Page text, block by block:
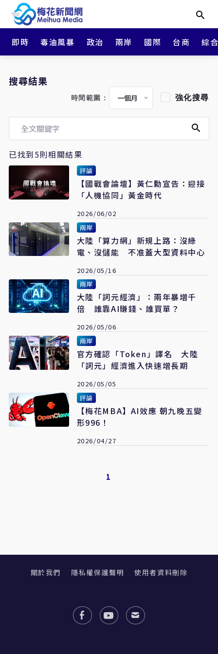
即時 毒油風暴 政治 兩岸 國際 台商 綜
搜尋結果
時間範圍： 強化搜尋
已找到5則相關結果
評論
【國戰會論壇】黃仁勳宣告：迎接
「人機協同」黃金時代
2026/06/02
兩岸
大陸「算力網」新規上路：沒綠
電、沒儲能 不准蓋大型資料中心
2026/05/16
兩岸
大陸「詞元經濟」：兩年暴增千
倍 誰靠AI賺錢、誰買單？
2026/05/06
兩岸
官方確認「Token」譯名 大陸
「詞元」經濟進入快速增長期
2026/05/05
評論
【梅花MBA】AI效應 朝九晚五變
形996！
2026/04/27
1
關於我們 隱私權保護聲明 使用者資料刪除